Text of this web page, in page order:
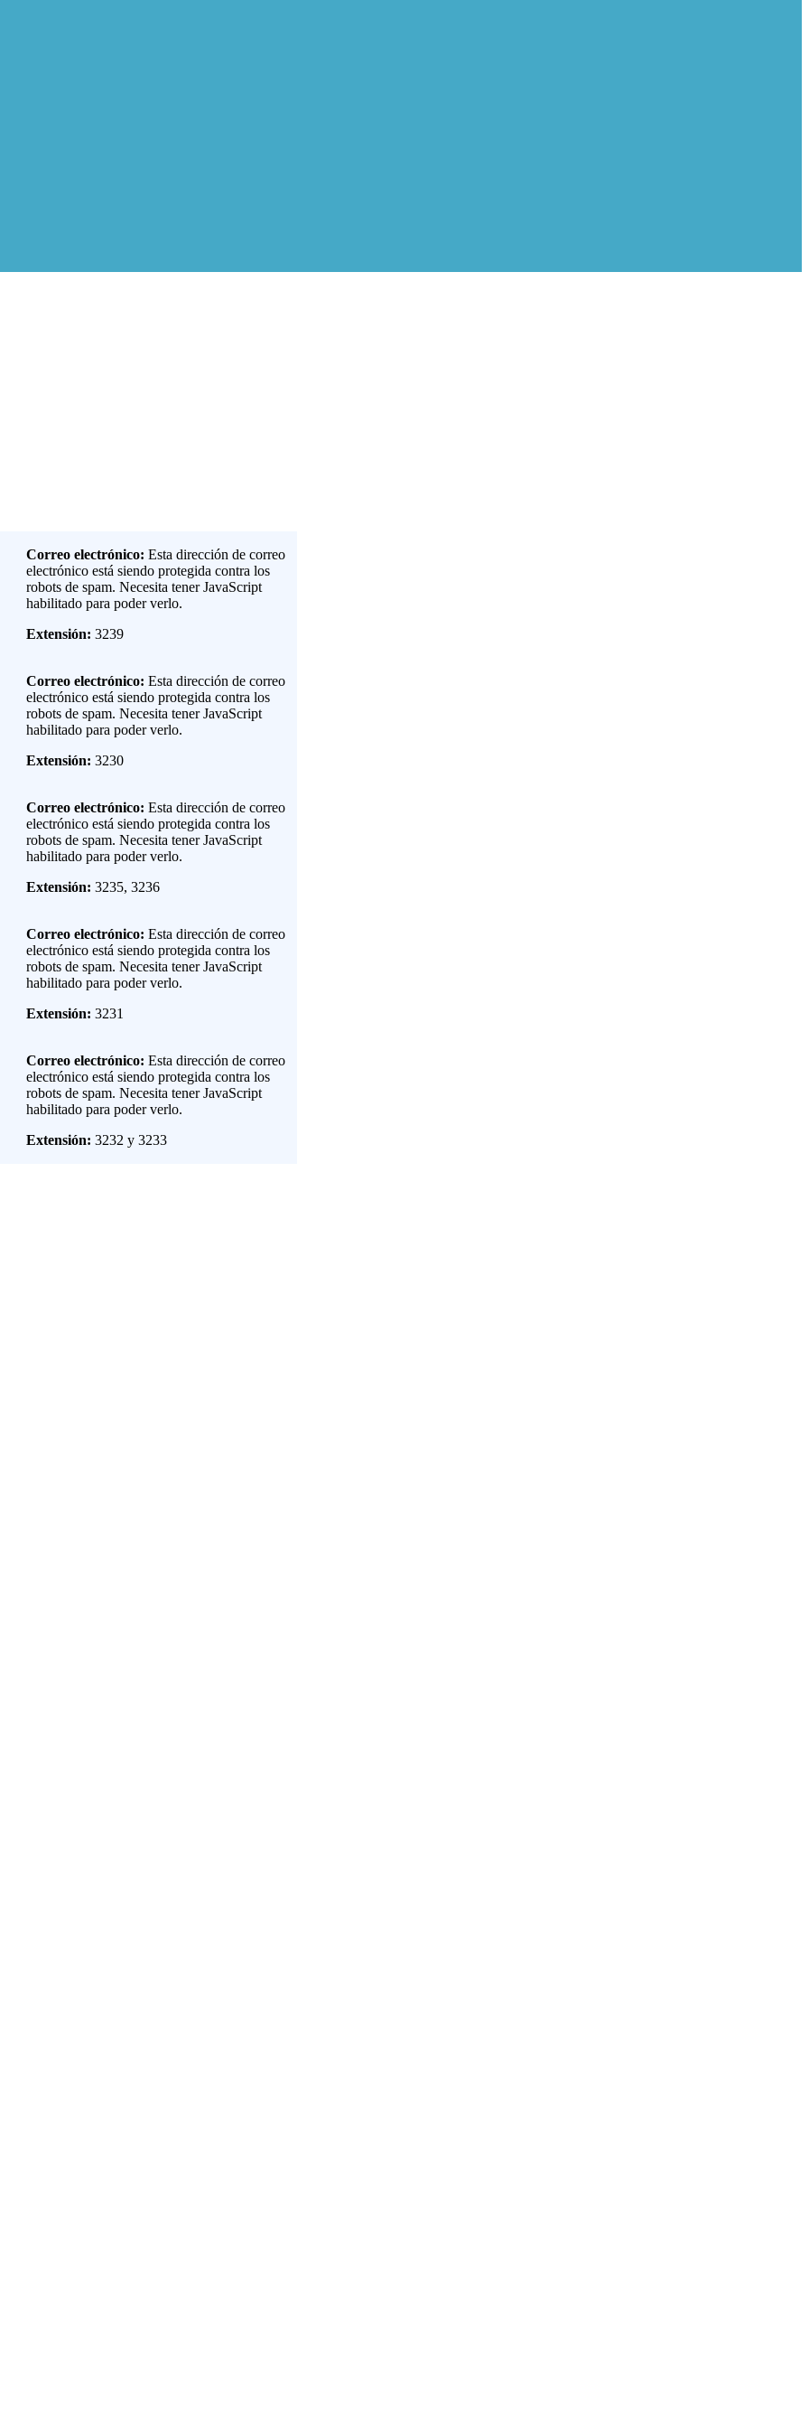
Correo electrónico: Esta dirección de correo
electrónico está siendo protegida contra los
robots de spam. Necesita tener JavaScript
habilitado para poder verlo.
Extensión: 3239
Correo electrónico: Esta dirección de correo
electrónico está siendo protegida contra los
robots de spam. Necesita tener JavaScript
habilitado para poder verlo.
Extensión: 3230
Correo electrónico: Esta dirección de correo
electrónico está siendo protegida contra los
robots de spam. Necesita tener JavaScript
habilitado para poder verlo.
Extensión: 3235, 3236
Correo electrónico: Esta dirección de correo
electrónico está siendo protegida contra los
robots de spam. Necesita tener JavaScript
habilitado para poder verlo.
Extensión: 3231
Correo electrónico: Esta dirección de correo
electrónico está siendo protegida contra los
robots de spam. Necesita tener JavaScript
habilitado para poder verlo.
Extensión: 3232 y 3233